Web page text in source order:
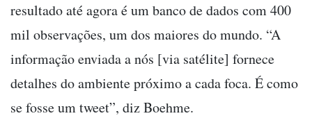
resultado até agora é um banco de dados com 400
mil observações, um dos maiores do mundo. “A
informação enviada a nós [via satélite] fornece
detalhes do ambiente próximo a cada foca. É como
se fosse um tweet”, diz Boehme.